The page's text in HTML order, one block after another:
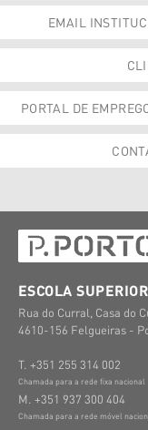
EMAIL
PORTAL DE
ESCOLA
Rua do Curral, Casa do
4610-156 Felgueiras -
T. +351 255 314 002
Chamada para a rede fixa nacional
M. +351 937 300 404
Chamada para a rede móvel